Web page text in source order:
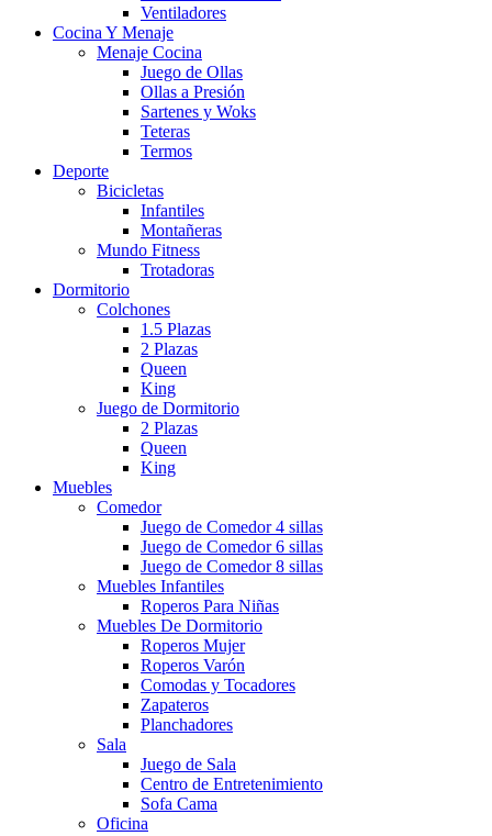
Ventiladores
Cocina Y Menaje
Menaje Cocina
Juego de Ollas
Ollas a Presión
Sartenes y Woks
Teteras
Termos
Deporte
Bicicletas
Infantiles
Montañeras
Mundo Fitness
Trotadoras
Dormitorio
Colchones
1.5 Plazas
2 Plazas
Queen
King
Juego de Dormitorio
2 Plazas
Queen
King
Muebles
Comedor
Juego de Comedor 4 sillas
Juego de Comedor 6 sillas
Juego de Comedor 8 sillas
Muebles Infantiles
Roperos Para Niñas
Muebles De Dormitorio
Roperos Mujer
Roperos Varón
Comodas y Tocadores
Zapateros
Planchadores
Sala
Juego de Sala
Centro de Entretenimiento
Sofa Cama
Oficina